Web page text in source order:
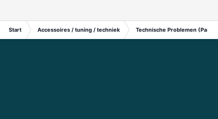
Start Accessoires / tuning / techniek Technische Problemen